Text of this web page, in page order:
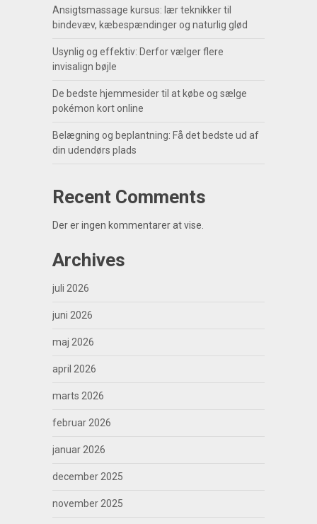
Ansigtsmassage kursus: lær teknikker til
bindevæv, kæbespændinger og naturlig glød
Usynlig og effektiv: Derfor vælger flere
invisalign bøjle
De bedste hjemmesider til at købe og sælge
pokémon kort online
Belægning og beplantning: Få det bedste ud af
din udendørs plads
Recent Comments
Der er ingen kommentarer at vise.
Archives
juli 2026
juni 2026
maj 2026
april 2026
marts 2026
februar 2026
januar 2026
december 2025
november 2025